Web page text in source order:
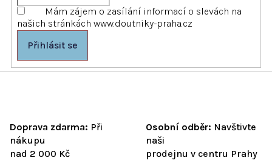
i
s
u
Mám zájem o zasílání informací o slevách na
našich stránkách www.doutniky-praha.cz
Přihlásit se
Doprava zdarma: Při
nákupu
nad 2 000 Kč
Osobní odběr: Navštivte
naši
prodejnu v centru Prahy